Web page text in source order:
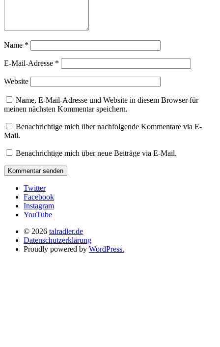
Name *
E-Mail-Adresse *
Website
Name, E-Mail-Adresse und Website in diesem Browser für
meinen nächsten Kommentar speichern.
Benachrichtige mich über nachfolgende Kommentare via E-
Mail.
Benachrichtige mich über neue Beiträge via E-Mail.
Twitter
Facebook
Instagram
YouTube
© 2026 talradler.de
Datenschutzerklärung
Proudly powered by WordPress.